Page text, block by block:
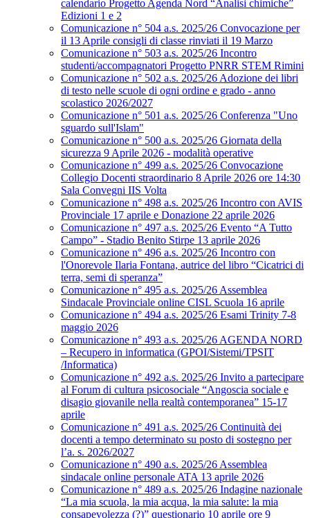
calendario Progetto Agenda Nord “Analisi chimiche”
Edizioni 1 e 2
Comunicazione n° 504 a.s. 2025/26 Convocazione per
il 13 Aprile consigli di classe rinviati il 19 Marzo
Comunicazione n° 503 a.s. 2025/26 Incontro
studenti/accompagnatori Progetto PNRR STEM Rimini
Comunicazione n° 502 a.s. 2025/26 Adozione dei libri
di testo nelle scuole di ogni ordine e grado - anno
scolastico 2026/2027
Comunicazione n° 501 a.s. 2025/26 Conferenza "Uno
sguardo sull'Islam"
Comunicazione n° 500 a.s. 2025/26 Giornata della
sicurezza 9 Aprile 2026 - modalità operative
Comunicazione n° 499 a.s. 2025/26 Convocazione
Collegio Docenti straordinario 8 Aprile 2026 ore 14:30
Sala Convegni IIS Volta
Comunicazione n° 498 a.s. 2025/26 Incontro con AVIS
Provinciale 17 aprile e Donazione 22 aprile 2026
Comunicazione n° 497 a.s. 2025/26 Evento “A Tutto
Campo” - Stadio Benito Stirpe 13 aprile 2026
Comunicazione n° 496 a.s. 2025/26 Incontro con
l'Onorevole Ilaria Fontana, autrice del libro “Cicatrici di
terra, semi di speranza”
Comunicazione n° 495 a.s. 2025/26 Assemblea
Sindacale Provinciale online CISL Scuola 16 aprile
Comunicazione n° 494 a.s. 2025/26 Esami Trinity 7-8
maggio 2026
Comunicazione n° 493 a.s. 2025/26 AGENDA NORD
– Recupero in informatica (GPOI/Sistemi/TPSIT
/Informatica)
Comunicazione n° 492 a.s. 2025/26 Invito a partecipare
al Forum di cultura psicosociale “Angoscia sociale e
disagio giovanile nella realtà contemporanea” 15-17
aprile
Comunicazione n° 491 a.s. 2025/26 Continuità dei
docenti a tempo determinato su posto di sostegno per
l’a. s. 2026/2027
Comunicazione n° 490 a.s. 2025/26 Assemblea
sindacale online personale ATA 13 aprile 2026
Comunicazione n° 489 a.s. 2025/26 Indagine nazionale
“La mia scuola, la mia acqua, la mia salute: la mia
consapevolezza (?)” questionario 10 aprile ore 9